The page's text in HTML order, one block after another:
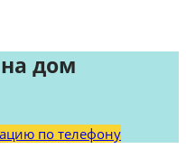
дом
по телефону